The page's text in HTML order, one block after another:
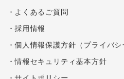
よくあるご質問
採用情報
個人情報保護方針（プライバシ
情報セキュリティ基本方針